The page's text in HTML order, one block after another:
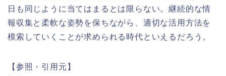
日も同じように当てはまるとは限らない。継続的な情
報収集と柔軟な姿勢を保ちながら、適切な活用方法を
模索していくことが求められる時代といえるだろう。
【参照・引用元】